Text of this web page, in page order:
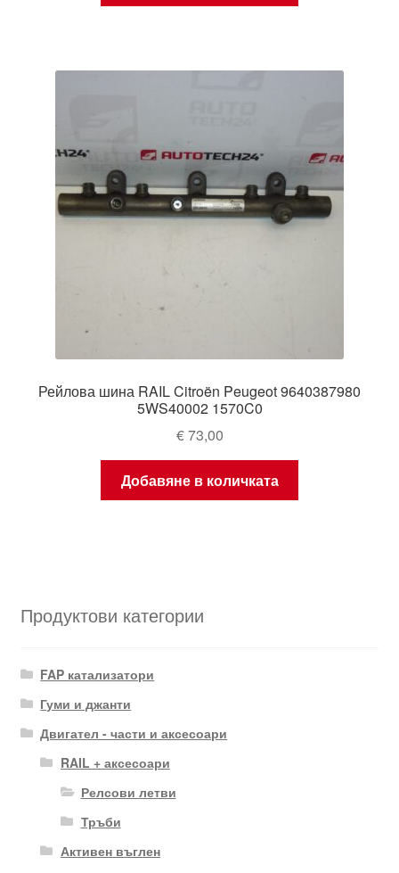
Рейлова шина RAIL Citroën Peugeot 9640387980
5WS40002 1570C0
€73,00
Добавяне в количката
Продуктови категории
FAP катализатори
Гуми и джанти
Двигател - части и аксесоари
RAIL + аксесоари
Релсови летви
Тръби
Активен въглен